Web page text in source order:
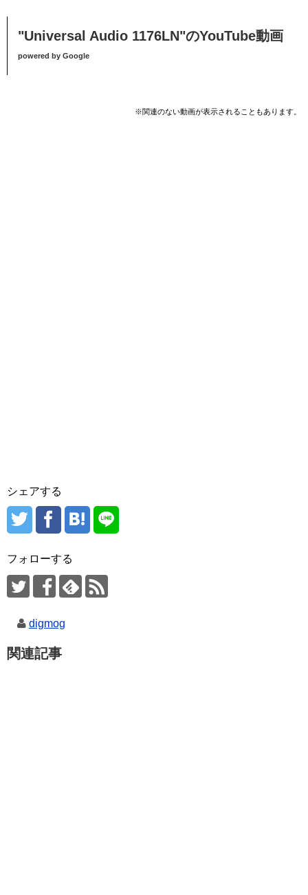
"Universal Audio 1176LN"のYouTube動画
powered by Google
※関連のない動画が表示されることもあります。
シェアする
フォローする
digmog
関連記事